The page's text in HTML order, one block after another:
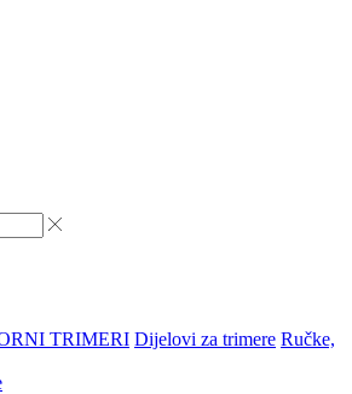
TRIMERI Dijelovi za trimere Ručke,